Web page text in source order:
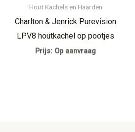
Hout Kachels en Haarden
Charlton & Jenrick Purevision
LPV8 houtkachel op pootjes
Prijs: Op aanvraag